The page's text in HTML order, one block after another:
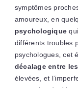
symptômes
amoureux, en
psychologique
différents troubles
psychologues, cet
décalage entre
élevées, et